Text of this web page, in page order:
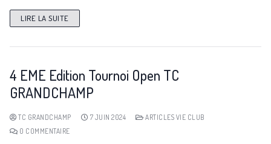
LIRE LA SUITE
4 EME Edition Tournoi Open TC
GRANDCHAMP
TC GRANDCHAMP 7 JUIN 2024
ARTICLES VIE CLUB
0 COMMENTAIRE